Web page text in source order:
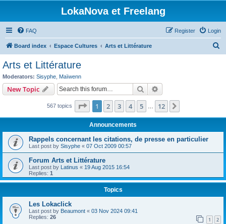
LokaNova et Freelang
FAQ Login
Register
Board index Espace Cultures Arts et Littérature
Arts et Littérature
Moderators: Sisyphe Maïwenn
New Topic Search
567 topics Page 1of 12
1 2 3 4 5 12
Announcements
Rappels concernant les citations, de presse en particulier
Last post by Sisyphe « 07 Oct 2009 00:57
Forum Arts et Littérature
Last post by Latinus « 19 Aug 2015 16:54
Replies: 1
Topics
Les Lokaclick
Last post by Beaumont « 03 Nov 2024 09:41
Replies: 26 1 2